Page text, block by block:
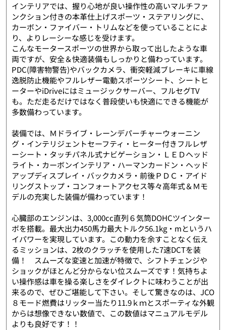
インテリアでは、握り心地が良い操作性の高いマルチファ
ンクション付きの本革仕上げスポーツ・ステアリングに、
カーボン・ファイバー・トリムなどを使っていることによ
り、よりレーシーな感じを受けます。
こんなモータースポーツの世界から取って出したような車
両ですが、安全＆快適装備もしっかりと備わっています。
PDC(障害物警告)やバックカメラ、衝突軽減ブレーキに車線
逸脱防止機能やフルレザー電動スポーツシート、シートヒ
ーターやiDriveにはミュージックサーバー、フルセグTV
も。ただ走るだけではなく普段使いも快適にできる機能が
多数備わっています。
装備では、Ｍドライブ・レーンデパーチャーウォーニン
グ・インテリジェントセーフティ・ヒーター付きフルレザ
ーシート・タッチパネル式ナビゲーション・ＬＥＤヘッド
ライト・カーボンインテリア・ハーマンカードン・ヘッド
アップディスプレイ・バックカメラ・前後ＰＤＣ・アイド
リングストップ・コンフォートアクセス等々高年式＆Ｍモ
デルの充実した装備が備わっています！
心臓部のエンジンは、3,000cc直列６気筒DOHCツインター
ボを搭載。最大出力450馬力最大トルク56.1kg・mというハ
イパワーを実現しています。この動力を余すことなく伝え
るミッションは、2枚のクラッチを使用した7速DCTを装
備！ スムーズな変速と加速が特徴で、シフトチェンジや
ショックがほとんど分からない位スムーズです！気持ちよ
い操作感は車を操る楽しさをダイレクトに味わうことが出
来るので、ぜひご堪能して下さい。そして驚きなのは、JCO
８モード燃費はリッター当たり11.9ｋｍとスポーティな外観
からは想像できない数値で、この数値はマニュアルモデル
よりも良好です！！